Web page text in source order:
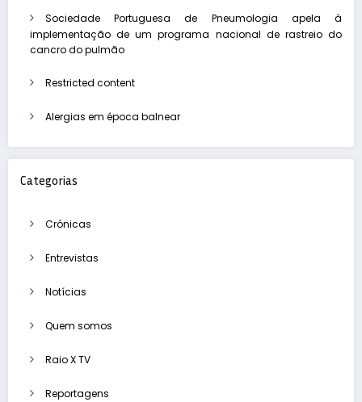
Sociedade Portuguesa de Pneumologia apela à
implementação de um programa nacional de rastreio do
cancro do pulmão
Restricted content
Alergias em época balnear
Categorias
Crónicas
Entrevistas
Notícias
Quem somos
Raio X TV
Reportagens